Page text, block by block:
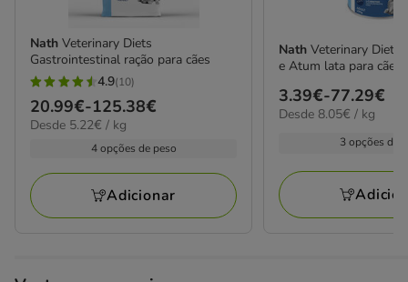
Nath Veterinary Diets
Gastrointestinal ração para cães
4.9
estrelas
com
avaliações
4.9(10)
Preço
de
125.38€
20.99€-125.38€
5.22€
Desde 5.22€ / kg
4 opções de peso
Adicionar
NathVeterinary Diets
e Atum lata para cães
Preço
de
77.29€
3.39€-77.29€
8.05€
Desde 8.05€ / kg
3 opções de